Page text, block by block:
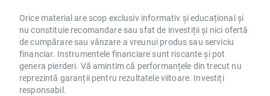
Orice material are scop exclusiv informativ și educațional și
nu constituie recomandare sau sfat de investiții și nici ofertă
de cumpărare sau vânzare a vreunui produs sau serviciu
financiar. Instrumentele financiare sunt riscante și pot
genera pierderi. Vă amintim că performanțele din trecut nu
reprezintă garanții pentru rezultatele viitoare. Investiți
responsabil.